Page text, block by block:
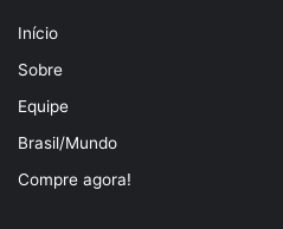
Início
Sobre
Equipe
Brasil/Mundo
Compre agora!